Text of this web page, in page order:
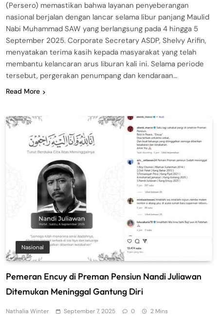
(Persero) memastikan bahwa layanan penyeberangan
nasional berjalan dengan lancar selama libur panjang Maulid
Nabi Muhammad SAW yang berlangsung pada 4 hingga 5
September 2025. Corporate Secretary ASDP, Shelvy Arifin,
menyatakan terima kasih kepada masyarakat yang telah
membantu kelancaran arus liburan kali ini. Selama periode
tersebut, pergerakan penumpang dan kendaraan…
Read More
Nasional
Pemeran Encuy di Preman Pensiun Nandi Juliawan
Ditemukan Meninggal Gantung Diri
Nathalia Winter September 7, 2025 0 2 Mins